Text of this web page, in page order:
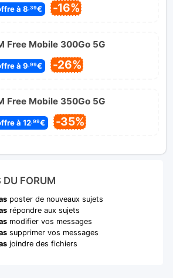
à 8 ,39€ -16%
Free Mobile 300Go 5G
à 9 ,99€ -26%
Free Mobile 350Go 5G
à 12,99€ -35%
DU FORUM
poster de nouveaux sujets
répondre aux sujets
modifier vos messages
supprimer vos messages
joindre des fichiers